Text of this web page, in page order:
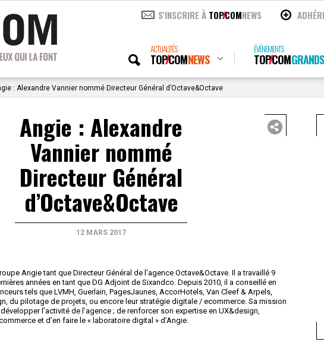
S'INSCRIRE À TOPCOMNEWS
ACTUALITÉS
TOPCOMNEWS
ÉVÉNEMENTS
TOPCOM
: Alexandre Vannier nommé Directeur Général d’Octave&Octave
Angie : Alexandre
Vannier nommé
Directeur Général
d’Octave&Octave
12 MARS 2017
Angie tant que Directeur Général de l’agence Octave&Octave. Il a travaillé 9
années en tant que DG Adjoint de Sixandco. Depuis 2010, il a conseillé en
tels que LVMH, Guerlain, PagesJaunes, AccorHotels, Van Cleef & Arpels,
du pilotage de projets, ou encore leur stratégie digitale / ecommerce. Sa mission
l’activité de l’agence ; de renforcer son expertise en UX&design,
et d’en faire le « laboratoire digital » d’Angie.